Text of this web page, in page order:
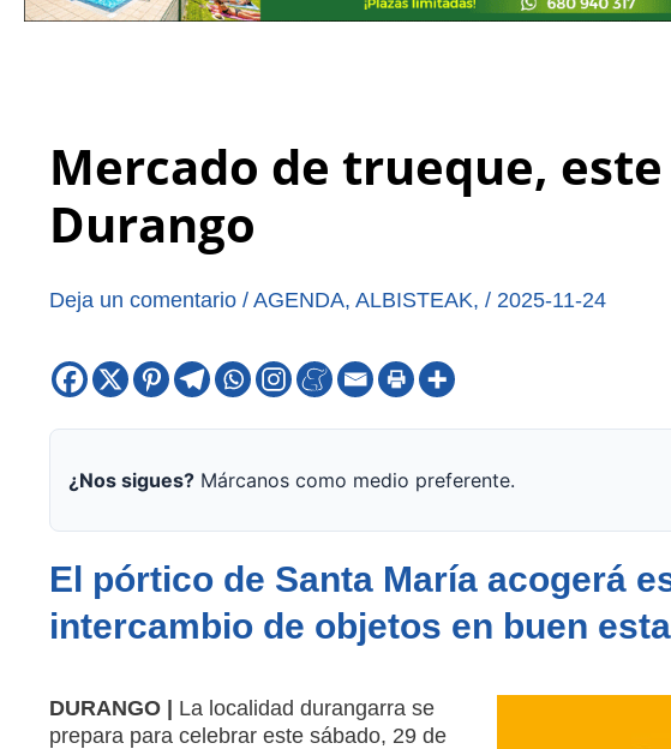
Mercado de trueque,
Durango
Deja un comentario / AGENDA, ALBISTEAK, / 2025-11-24
¿Nos sigues?Márcanos como medio preferente.
El pórtico de Santa María acogerá
intercambio de objetos en buen
DURANGO | La localidad durangarra se
prepara para celebrar este sábado, 29 de